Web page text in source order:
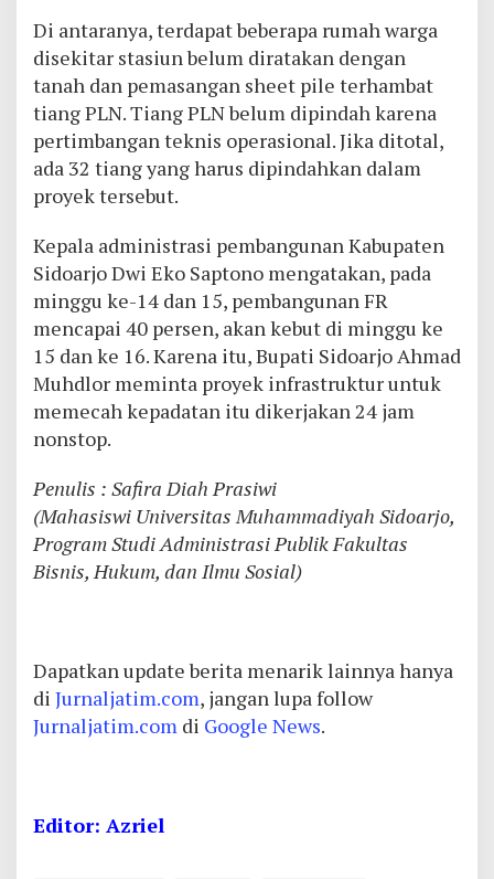
Di antaranya, terdapat beberapa rumah warga
disekitar stasiun belum diratakan dengan
tanah dan pemasangan sheet pile terhambat
tiang PLN. Tiang PLN belum dipindah karena
pertimbangan teknis operasional. Jika ditotal,
ada 32 tiang yang harus dipindahkan dalam
proyek tersebut.
Kepala administrasi pembangunan Kabupaten
Sidoarjo Dwi Eko Saptono mengatakan, pada
minggu ke-14 dan 15, pembangunan FR
mencapai 40 persen, akan kebut di minggu ke
15 dan ke 16. Karena itu, Bupati Sidoarjo Ahmad
Muhdlor meminta proyek infrastruktur untuk
memecah kepadatan itu dikerjakan 24 jam
nonstop.
Penulis : Safira Diah Prasiwi
(Mahasiswi Universitas Muhammadiyah Sidoarjo,
Program Studi Administrasi Publik Fakultas
Bisnis, Hukum, dan Ilmu Sosial)
Dapatkan update berita menarik lainnya hanya
di Jurnaljatim.com, jangan lupa follow
Jurnaljatim.com di Google News.
Editor: Azriel